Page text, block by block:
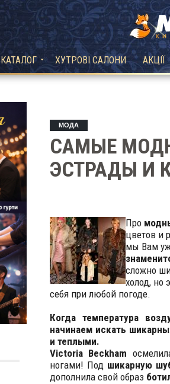
КАТАЛОГ ХУТРОВІ САЛОНИ АКЦІЇ
МОДА
САМЫЕ
ЭСТРАДЫ И
Про
цветов и
мы Вам
сложно
холод, но
себя при любой погоде.
Когда температура
начинаем искать
и теплыми.
Victoria Beckham
ногами! Под шикарную
дополнила свой образ